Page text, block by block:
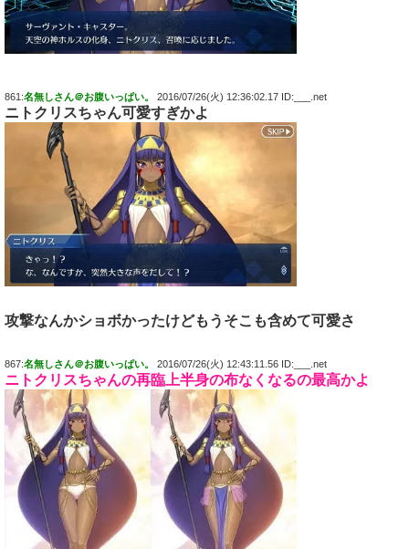
861:名無しさん＠お腹いっぱい。 2016/07/26(火) 12:36:02.17 ID:___.net
ニトクリスちゃん可愛すぎかよ
攻撃なんかショボかったけどもうそこも含めて可愛さ
867:名無しさん＠お腹いっぱい。 2016/07/26(火) 12:43:11.56 ID:___.net
ニトクリスちゃんの再臨上半身の布なくなるの最高かよ